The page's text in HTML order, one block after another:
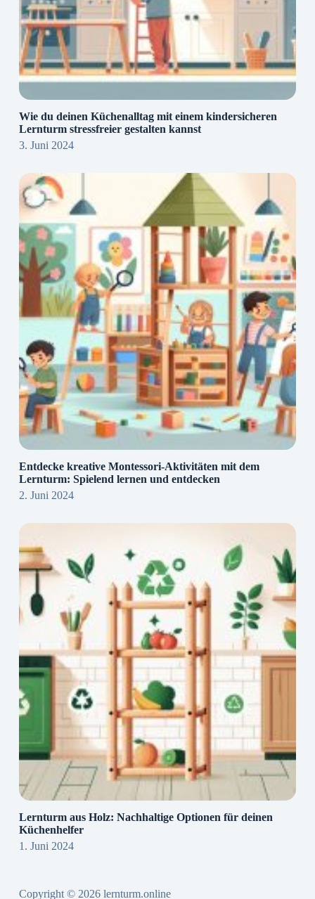
Wie du deinen Küchenalltag mit einem kindersicheren
Lernturm stressfreier gestalten kannst
3. Juni 2024
Entdecke kreative Montessori-Aktivitäten mit dem
Lernturm: Spielend lernen und entdecken
2. Juni 2024
Lernturm aus Holz: Nachhaltige Optionen für deinen
Küchenhelfer
1. Juni 2024
Copyright © 2026 lernturm.online